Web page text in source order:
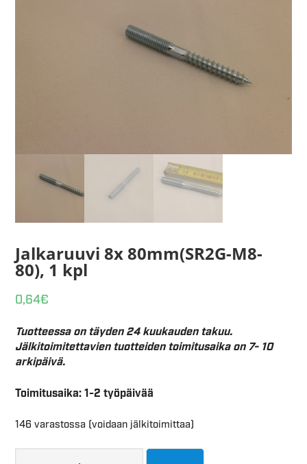
Jalkaruuvi 8x 80mm(SR2G-M8-
80), 1 kpl
0,64€
Tuotteessa on täyden 24 kuukauden takuu.
Jälkitoimitettavien tuotteiden toimitusaika on 7- 10
arkipäivä.
Toimitusaika: 1-2 työpäivää
146 varastossa (voidaan jälkitoimittaa)